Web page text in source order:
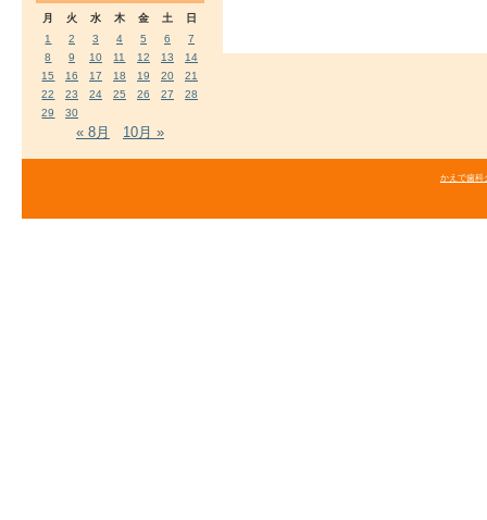
月 火 水 木 金 土
日
1
2 3 4 5 6
7
8
9 10 11 12 13
14
15
16 17 18 19 20
21
22
23 24 25 26 27
28
29
30
« 8月 10月 »
かえで歯科